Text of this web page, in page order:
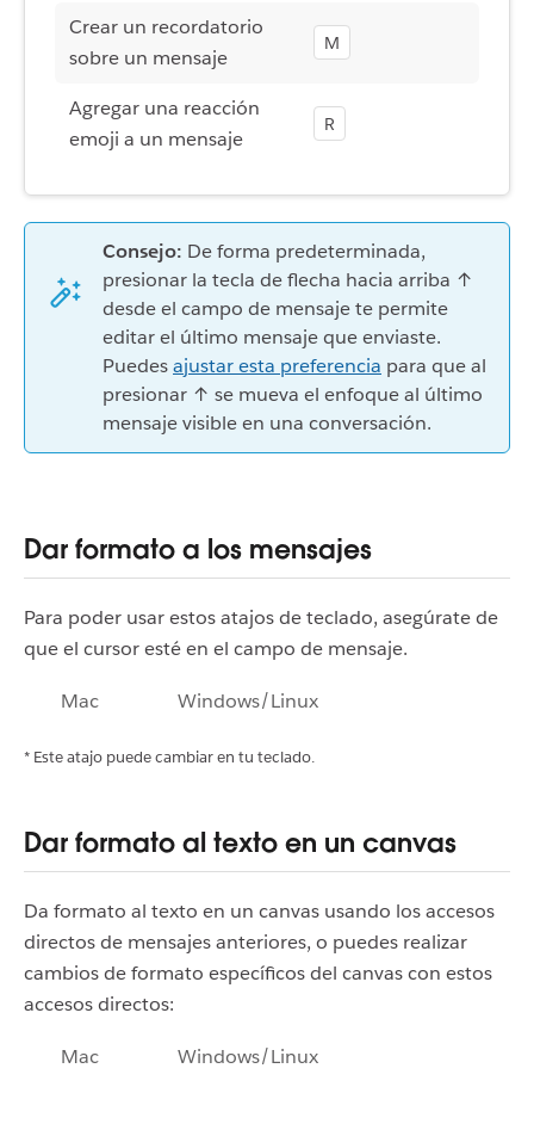
Crear un recordatorio
sobre un mensaje
M
Agregar una reacción
emoji a un mensaje
R
Consejo: De forma predeterminada,
presionar la tecla de flecha hacia arriba ↑
desde el campo de mensaje te permite
editar el último mensaje que enviaste.
Puedesajustar esta preferencia para que al
presionar ↑ se mueva el enfoque al último
mensaje visible en una conversación.
Dar formato a los mensajes
Para poder usar estos atajos de teclado, asegúrate de
que el cursor esté en el campo de mensaje.
Mac Windows/Linux
* Este atajo puede cambiar en tu teclado.
Dar formato al texto en un canvas
Da formato al texto en un canvas usando los accesos
directos de mensajes anteriores, o puedes realizar
cambios de formato específicos del canvas con estos
accesos directos:
Mac Windows/Linux